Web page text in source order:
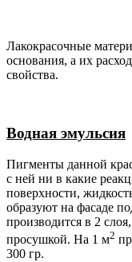
Лакокрасочные
основания, а их
свойства.
Водная эмульсия
Пигменты данной
с ней ни в какие
поверхности,
образуют на фасаде
производится в 2
просушкой. На 1 м2
300 гр.